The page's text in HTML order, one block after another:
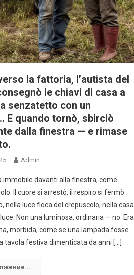
la fattoria, l’autista del
le chiavi di casa a
senzatetto con un
E quando tornò, sbirciò
dalla finestra — e rimase
Admin
immobile davanti alla finestra, come
Il cuore si arrestò, il respiro si fermò.
nella luce fioca del crepuscolo, nella casa
Non una luminosa, ordinaria — no. Era
morbida, come se una lampada fosse
tavola festiva dimenticata da anni […]